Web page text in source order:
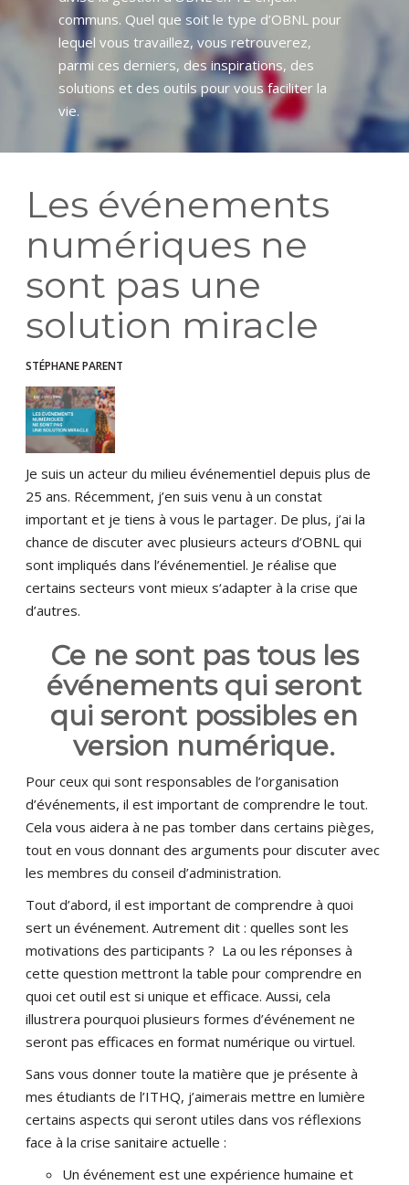
communs. Quel que soit le type d’OBNL pour
lequel vous travaillez, vous retrouverez,
parmi ces derniers, des inspirations, des
solutions et des outils pour vous faciliter la
vie.
Les événements
numériques ne
sont pas une
solution miracle
STÉPHANE PARENT
Je suis un acteur du milieu événementiel depuis plus de
25 ans. Récemment, j’en suis venu à un constat
important et je tiens à vous le partager. De plus, j’ai la
chance de discuter avec plusieurs acteurs d’OBNL qui
sont impliqués dans l’événementiel. Je réalise que
certains secteurs vont mieux s‘adapter à la crise que
d’autres.
Ce ne sont pas tous les
événements qui seront
qui seront possibles en
version numérique.
Pour ceux qui sont responsables de l’organisation
d’événements, il est important de comprendre le tout.
Cela vous aidera à ne pas tomber dans certains pièges,
tout en vous donnant des arguments pour discuter avec
les membres du conseil d’administration.
Tout d’abord, il est important de comprendre à quoi
sert un événement. Autrement dit : quelles sont les
motivations des participants ? La ou les réponses à
cette question mettront la table pour comprendre en
quoi cet outil est si unique et efficace. Aussi, cela
illustrera pourquoi plusieurs formes d’événement ne
seront pas efficaces en format numérique ou virtuel.
Sans vous donner toute la matière que je présente à
mes étudiants de l’ITHQ, j’aimerais mettre en lumière
certains aspects qui seront utiles dans vos réflexions
face à la crise sanitaire actuelle :
Un événement est une expérience humaine et